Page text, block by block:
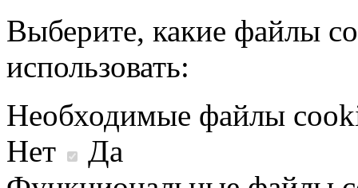
Выберите, какие файлы
использовать:
Необходимые файлы
Нет
Да